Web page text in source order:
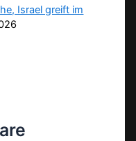
Israel greift im